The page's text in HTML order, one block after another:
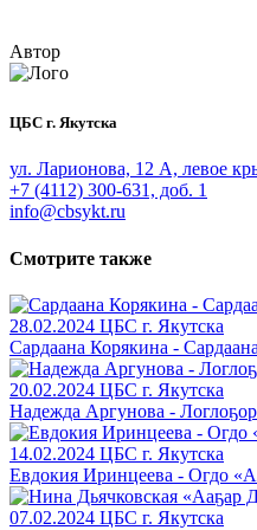
Автор
ЦБС г. Якутска
ул. Ларионова, 12 А, левое
+7 (4112) 300-631, доб. 1
info@cbsykt.ru
Смотрите также
28.02.2024 ЦБС г. Якутска
Сардаана Корякина -
20.02.2024 ЦБС г. Якутска
Надежда Аргунова -
14.02.2024 ЦБС г. Якутска
Евдокия Иринцеева - Огдо
07.02.2024 ЦБС г. Якутска